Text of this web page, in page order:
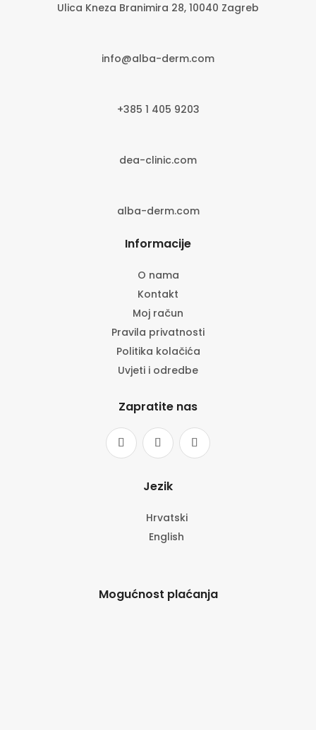
Ulica Kneza Branimira 28, 10040 Zagreb
info@alba-derm.com
+385 1 405 9203
dea-clinic.com
alba-derm.com
Informacije
O nama
Kontakt
Moj račun
Pravila privatnosti
Politika kolačića
Uvjeti i odredbe
Zapratite nas
Jezik
Hrvatski
English
Mogućnost plaćanja